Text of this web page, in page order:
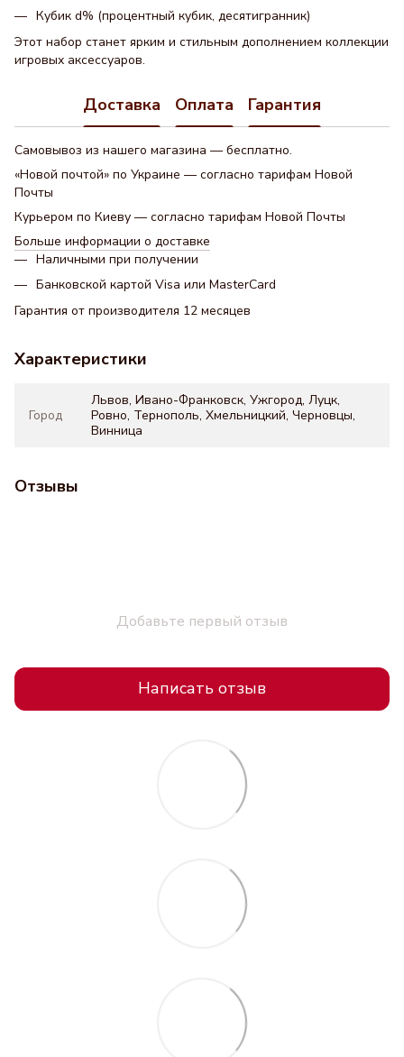
Кубик d% (процентный кубик, десятигранник)
Этот набор станет ярким и стильным дополнением коллекции
игровых аксессуаров.
Доставка Оплата Гарантия
Самовывоз из нашего магазина — бесплатно.
«Новой почтой» по Украине — согласно тарифам Новой
Почты
Курьером по Киеву — согласно тарифам Новой Почты
Больше информации о доставке
Наличными при получении
Банковской картой Visa или MasterCard
Гарантия от производителя 12 месяцев
Характеристики
Город
Львов, Ивано-Франковск, Ужгород, Луцк,
Ровно, Тернополь, Хмельницкий, Черновцы,
Винница
Отзывы
Добавьте первый отзыв
Написать отзыв